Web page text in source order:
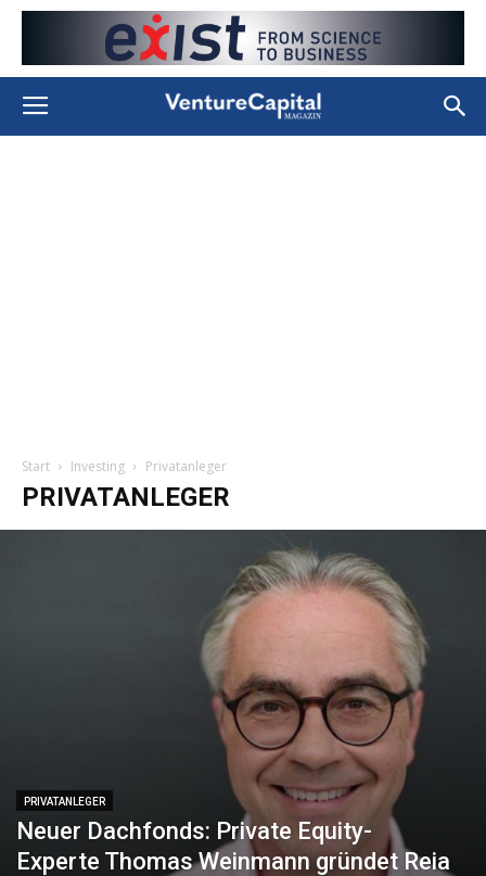
Start Investing Privatanleger
PRIVATANLEGER
PRIVATANLEGER
Neuer Dachfonds: Private Equity-
Experte Thomas Weinmann gründet Reia